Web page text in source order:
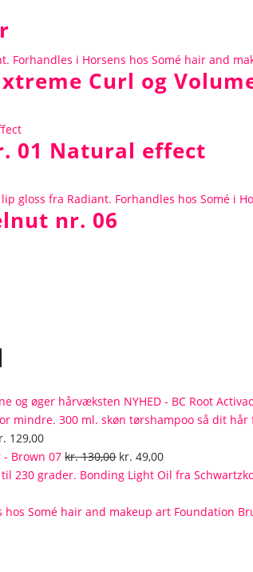
Curl og
01 Natural effect
nr. 06
NYHED - BC Root
169,00.
129,00Den
aktuelle
pris
kr. 129,00.
Brown 07 kr.130,00 Den
oprindelige
var:
kr. 49,00Den
aktuelle
er:Foundation